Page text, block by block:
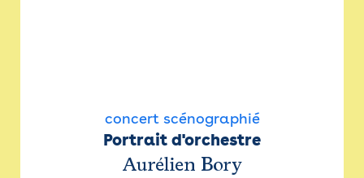
concert scénographié
Portrait d'orchestre
Aurélien Bory